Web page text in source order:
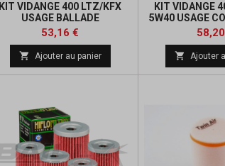
KIT VIDANGE 400 LTZ/KFX
USAGE BALLADE
Prix
53,16 €
base
 Ajouter au panier
KIT VIDANGE
5W40 USAGE
Prix
 Ajouter